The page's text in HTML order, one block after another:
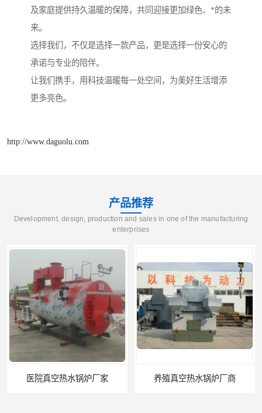
及家庭提供持久温暖的保障，共同迎接更加绿色、*的未
来。
选择我们，不仅是选择一款产品，更是选择一份安心的
承诺与专业的陪伴。
让我们携手，用科技温暖每一处空间，为美好生活增添
更多亮色。
http://www.daguolu.com
产品推荐
Development, design, production and sales in one of the manufacturing
enterprises
医院真空热水锅炉厂家 养殖真空热水锅炉厂商